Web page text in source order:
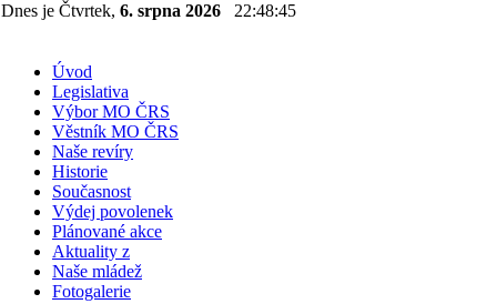
Dnes je Čtvrtek, 6. srpna 2026 22:48:46
Úvod
Legislativa
Výbor MO ČRS
Věstník MO ČRS
Naše revíry
Historie
Současnost
Výdej povolenek
Plánované akce
Aktuality z
Naše mládež
Fotogalerie